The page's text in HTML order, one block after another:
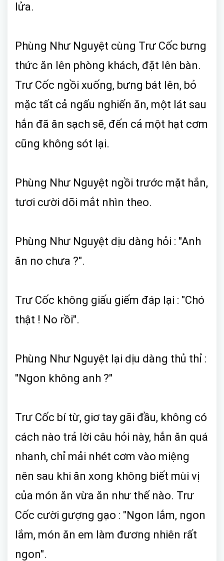
lửa.
Phùng Như Nguyệt cùng Trư Cốc bưng
thức ăn lên phòng khách, đặt lên bàn.
Trư Cốc ngồi xuống, bưng bát lên, bỏ
mặc tất cả ngấu nghiến ăn, một lát sau
hắn đã ăn sạch sẽ, đến cả một hạt cơm
cũng không sót lại.
Phùng Như Nguyệt ngồi trước mặt hắn,
tươi cười dõi mắt nhìn theo.
Phùng Như Nguyệt dịu dàng hỏi : "Anh
ăn no chưa ?".
Trư Cốc không giấu giếm đáp lại : "Chó
thật ! No rồi".
Phùng Như Nguyệt lại dịu dàng thủ thỉ :
"Ngon không anh ?"
Trư Cốc bí từ, giơ tay gãi đầu, không có
cách nào trả lời câu hỏi này, hắn ăn quá
nhanh, chỉ mải nhét cơm vào miệng
nên sau khi ăn xong không biết mùi vị
của món ăn vừa ăn như thế nào. Trư
Cốc cười gượng gạo : "Ngon lắm, ngon
lắm, món ăn em làm đương nhiên rất
ngon".